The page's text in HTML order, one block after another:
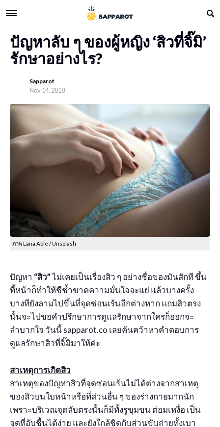
ปัญหาลับ ๆ ของผู้หญิง ‘สิวที่จิ๊มิ’
รักษาอย่างไร?
Sapparot
Nov 14, 2018
ภาพ Lana Abie / Unsplash
ปัญหา “สิว”ไม่เคยเป็นเรื่องสิว ๆ อย่างชื่อของมันสักที ขึ้น
ที้หน้าก็ทำให้ชีช้ำขาดความมั่นใจจะแย่ แล้วบางครั้ง
บางทียังลามไปขึ้นที่จุดซ่อนเร้นอีกต่างหาก แถมสิวตรง
นั้นจะไปขอคำปรึกษาการดูแลรักษาจากใครก็ออกจะ
ลำบากใจ วันนี้ sapparot.co เลยค้นคว้าหาคำตอบการ
ดูแลรักษาสิวที่จิ๊มิมาให้ค่ะ
สาเหตุการเกิดสิว
สาเหตุของปัญหาสิวที่จุดซ่อนเร้นไม่ได้ต่างจากสาเหตุ
ของสิวบนใบหน้าหรือที่ส่วนอื่น ๆ ของร่างกายมากนัก
เพราะบริเวณจุดลับตรงนั้นก็มีทั้งรูขุมขน ต่อมเหงื่อ เป็น
จุดที่อับชื้นได้ง่าย และยังใกล้ชิดกับส่วนขับถ่ายทั้งเบา